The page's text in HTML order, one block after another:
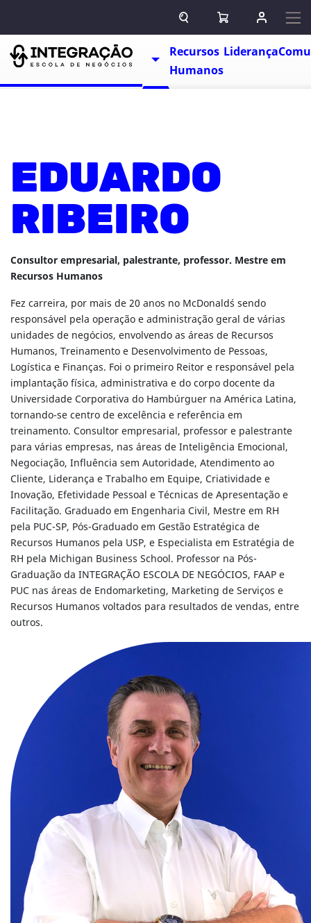
ABRIR CAMPO DE BUSCA
ABRIR CARRINHO
ENTRAR
Escolas
TOGGLE DROPDOWN
Recursos
Humanos
Liderança
EDUARDO
RIBEIRO
Consultor empresarial, palestrante, professor. Mestre em
Recursos Humanos
Fez carreira, por mais de 20 anos no McDonald´s sendo
responsável pela operação e administração geral de várias
unidades de negócios, envolvendo as áreas de Recursos
Humanos, Treinamento e Desenvolvimento de Pessoas,
Logística e Finanças. Foi o primeiro Reitor e responsável pela
implantação física, administrativa e do corpo docente da
Universidade Corporativa do Hambúrguer na América Latina,
tornando-se centro de excelência e referência em
treinamento. Consultor empresarial, professor e palestrante
para várias empresas, nas áreas de Inteligência Emocional,
Negociação, Influência sem Autoridade, Atendimento ao
Cliente, Liderança e Trabalho em Equipe, Criatividade e
Inovação, Efetividade Pessoal e Técnicas de Apresentação e
Facilitação. Graduado em Engenharia Civil, Mestre em RH
pela PUC-SP, Pós-Graduado em Gestão Estratégica de
Recursos Humanos pela USP, e Especialista em Estratégia de
RH pela Michigan Business School. Professor na Pós-
Graduação da INTEGRAÇÃO ESCOLA DE NEGÓCIOS, FAAP e
PUC nas áreas de Endomarketing, Marketing de Serviços e
Recursos Humanos voltados para resultados de vendas, entre
outros.